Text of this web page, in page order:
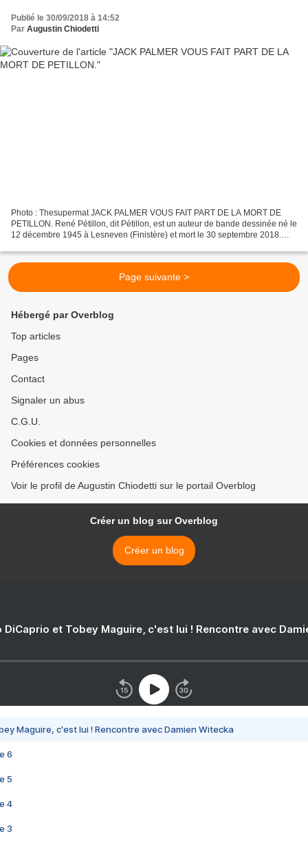
Publié le 30/09/2018 à 14:52
Par Augustin Chiodetti
Photo : Thesupermat JACK PALMER VOUS FAIT PART DE LA MORT DE
PETILLON. René Pétillon, dit Pétillon, est un auteur de bande dessinée né le
12 décembre 1945 à Lesneven (Finistère) et mort le 30 septembre 2018.
Page suivante >
Hébergé par Overblog
Top articles
Pages
Contact
Signaler un abus
C.G.U.
Cookies et données personnelles
Préférences cookies
Voir le profil de Augustin Chiodetti sur le portail Overblog
Créer un blog sur Overblog
Créer un blog
DiCaprio et Tobey Maguire, c'est lui ! Rencontre avec
Maguire, c'est lui ! Rencontre avec Damien Witecka
6
5
4
3